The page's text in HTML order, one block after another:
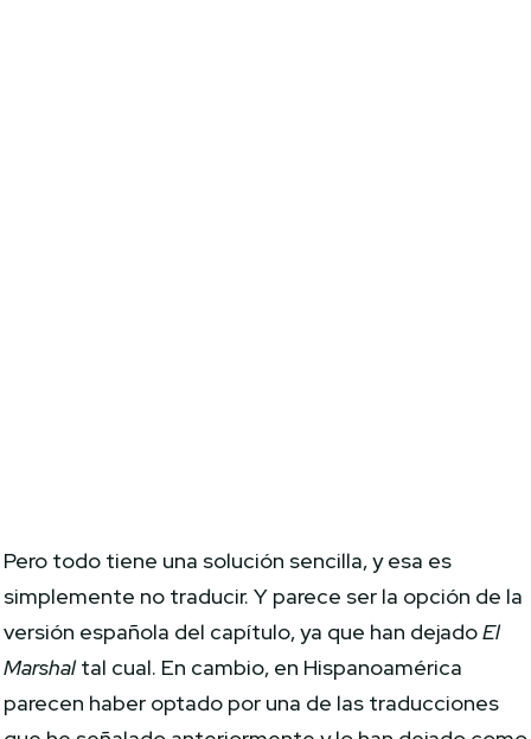
Pero todo tiene una solución sencilla, y esa es
simplemente no traducir. Y parece ser la opción de la
versión española del capítulo, ya que han dejadoEl
Marshaltal cual. En cambio, en Hispanoamérica
parecen haber optado por una de las traducciones